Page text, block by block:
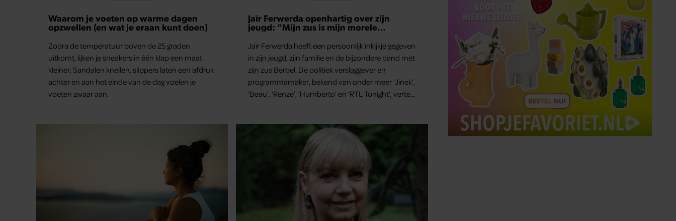
Waarom je voeten op warme dagen
opzwellen (en wat je eraan kunt doen)
Zodra de temperatuur boven de 25 graden
uitkomt, lijken je sneakers in één klap een maat
kleiner. Sandalen knellen, slippers laten een afdruk
achter en aan het einde van de dag voelen je
voeten zwaar aan.
Jaïr Ferwerda openhartig over zijn
jeugd: “Mijn zus is mijn morele
Jaïr Ferwerda heeft een persoonlijk inkijkje gegeven
in zijn jeugd, zijn familie en de bijzondere band met
zijn zus Berbel. De politiek verslaggever en
programmamaker, bekend van onder meer ‘Jinek’,
‘Beau’, ‘Renze’, ‘Humberto’ en ‘RTL Tonight’, vertelt